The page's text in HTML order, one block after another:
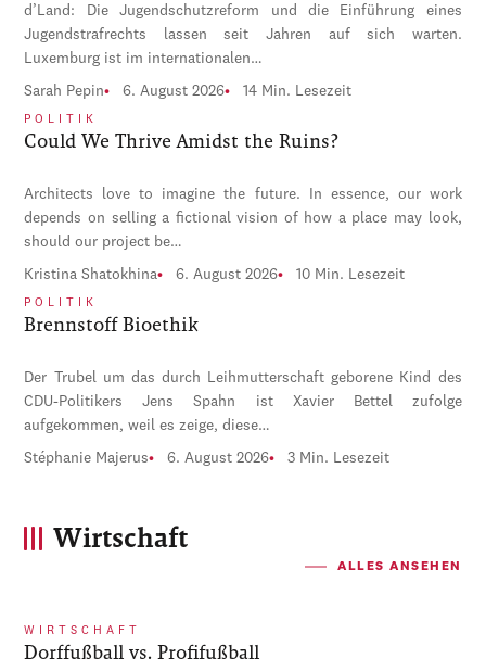
d’Land: Die Jugendschutzreform und die Einführung eines
Jugendstrafrechts lassen seit Jahren auf sich warten.
Luxemburg ist im internationalen…
Sarah Pepin 6. August 2026 14 Min. Lesezeit
POLITIK
Could We Thrive Amidst the Ruins?
Architects love to imagine the future. In essence, our work
depends on selling a fictional vision of how a place may look,
should our project be…
Kristina Shatokhina 6. August 2026 10 Min. Lesezeit
POLITIK
Brennstoff Bioethik
Der Trubel um das durch Leihmutterschaft geborene Kind des
CDU-Politikers Jens Spahn ist Xavier Bettel zufolge
aufgekommen, weil es zeige, diese…
Stéphanie Majerus 6. August 2026 3 Min. Lesezeit
Wirtschaft
ALLES ANSEHEN
WIRTSCHAFT
Dorffußball vs. Profifußball